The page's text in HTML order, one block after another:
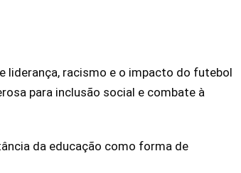
liderança, racismo e o impacto do futebol
para inclusão social e combate à
da educação como forma de